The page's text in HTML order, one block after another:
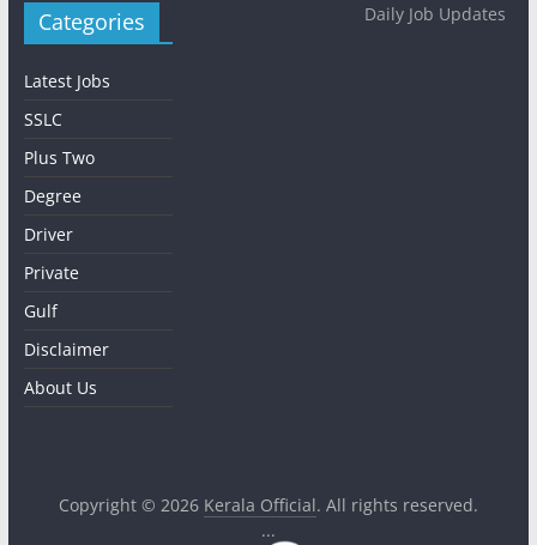
Categories
Latest Jobs
SSLC
Plus Two
Degree
Driver
Private
Gulf
Disclaimer
About Us
Daily Job Updates
Copyright © 2026 Kerala Official. All rights reserved.
...